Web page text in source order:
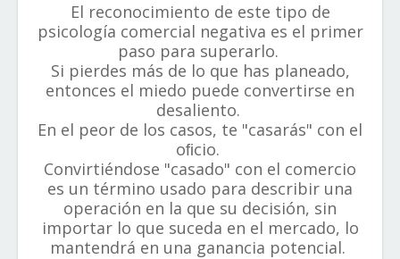
El reconocimiento de este tipo de
psicología comercial negativa es el primer
paso para superarlo.
Si pierdes más de lo que has planeado,
entonces el miedo puede convertirse en
desaliento.
En el peor de los casos, te "casarás" con el
oﬁcio.
Convirtiéndose "casado" con el comercio
es un término usado para describir una
operación en la que su decisión, sin
importar lo que suceda en el mercado, lo
mantendrá en una ganancia potencial.